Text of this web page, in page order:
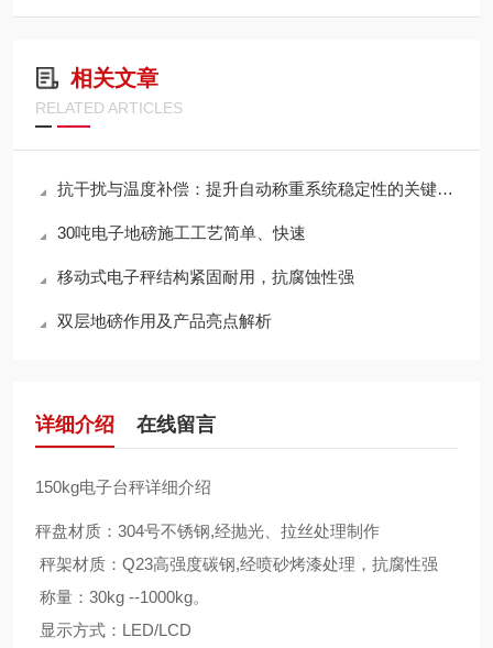
相关文章
RELATED ARTICLES
抗干扰与温度补偿：提升自动称重系统稳定性的关键技术
30吨电子地磅施工工艺简单、快速
移动式电子秤结构紧固耐用，抗腐蚀性强
双层地磅作用及产品亮点解析
详细介绍 在线留言
150kg电子台秤详细介绍
秤盘材质：304号不锈钢,经抛光、拉丝处理制作
秤架材质：Q23高强度碳钢,经喷砂烤漆处理，抗腐性强
称量：30kg --1000kg。
显示方式：LED/LCD